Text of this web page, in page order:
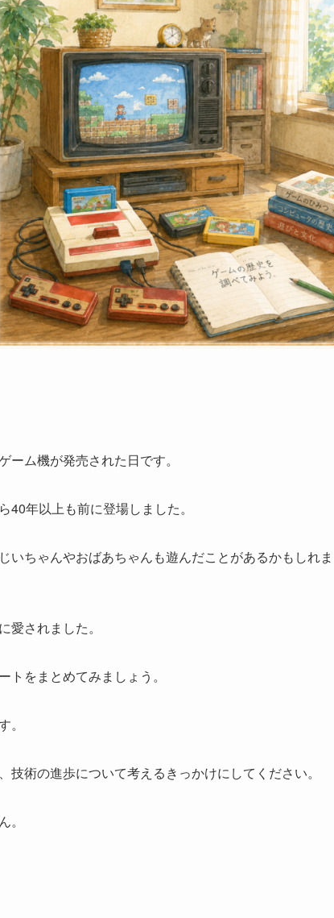
ム機が発売された日です。
年以上も前に登場しました。
ちゃんやおばあちゃんも遊んだことがあるかもしれま
されました。
をまとめてみましょう。
術の進歩について考えるきっかけにしてください。